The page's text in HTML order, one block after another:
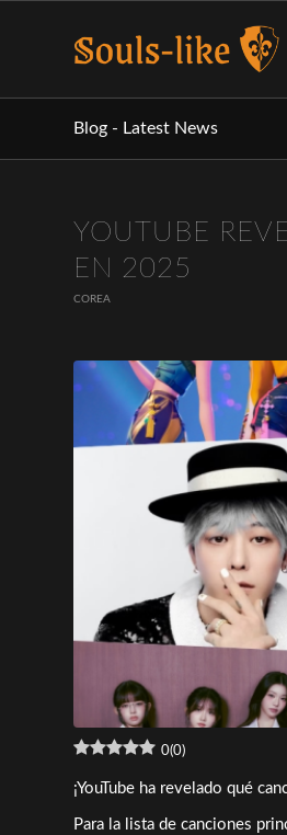
Blog - Latest News
YOUTUBE
EN 2025
COREA
0(0)
¡YouTube ha revelado qué
Para la lista de canciones